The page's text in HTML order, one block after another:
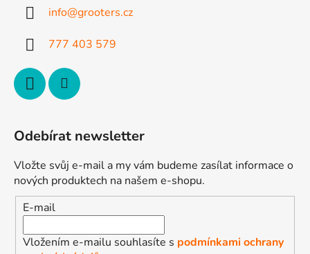
info@grooters.cz
777 403 579
Odebírat newsletter
Vložte svůj e-mail a my vám budeme zasílat informace o
nových produktech na našem e-shopu.
E-mail
Vložením e-mailu souhlasíte s podmínkami ochrany